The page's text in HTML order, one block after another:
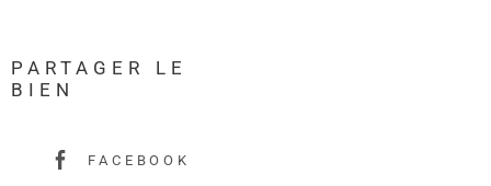
PARTAGER LE
BIEN
FACEBOOK